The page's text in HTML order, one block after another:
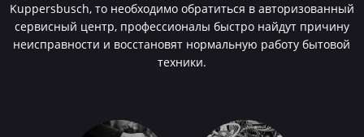
Kuppersbusch, то необходимо обратиться в авторизованный
сервисный центр, профессионалы быстро найдут причину
неисправности и восстановят нормальную работу бытовой
техники.